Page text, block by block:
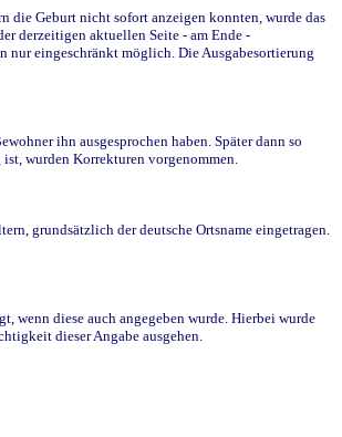
die Geburt nicht sofort anzeigen konnten, wurde das
derzeitigen aktuellen Seite - am Ende -
nur eingeschränkt möglich. Die Ausgabesortierung
ihn ausgesprochen haben. Später dann so
wurden Korrekturen vorgenommen.
grundsätzlich der deutsche Ortsname eingetragen.
wenn diese auch angegeben wurde. Hierbei wurde
dieser Angabe ausgehen.